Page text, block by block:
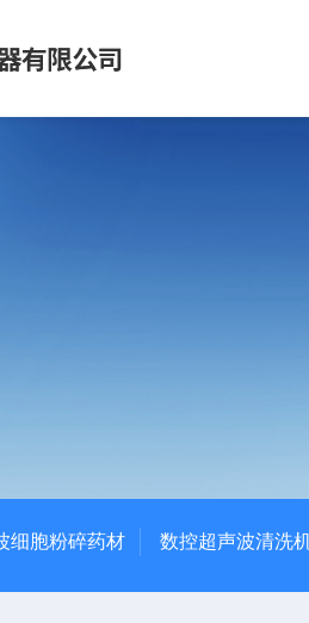
细胞粉碎药材 数控超声波清洗